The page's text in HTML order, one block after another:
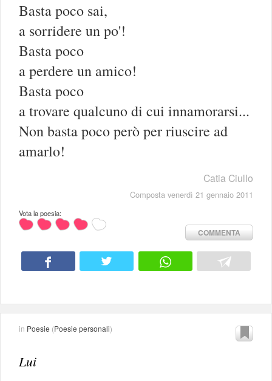
Basta poco sai,
a sorridere un po'!
Basta poco
a perdere un amico!
Basta poco
a trovare qualcuno di cui innamorarsi...
Non basta poco però per riuscire ad
amarlo!
Catia Ciullo
Composta venerdì 21 gennaio 2011
Vota la poesia:
COMMENTA
in Poesie (Poesie personali)
Lui